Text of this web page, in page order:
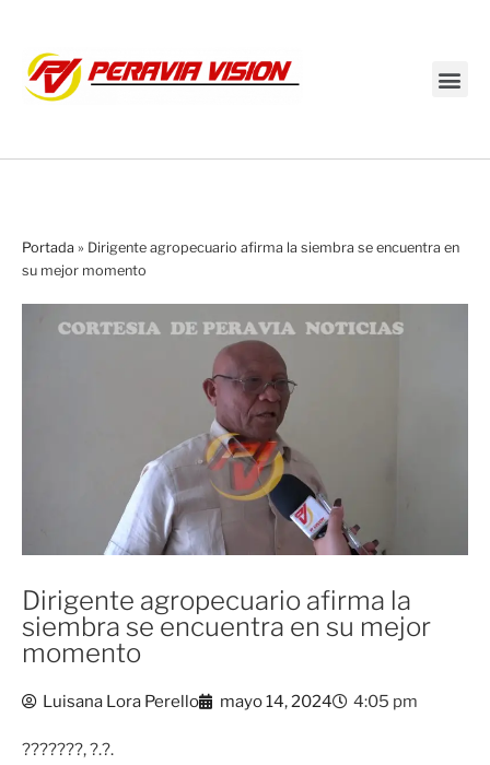
Portada » Dirigente agropecuario afirma la siembra se encuentra en
su mejor momento
Dirigente agropecuario afirma la
siembra se encuentra en su mejor
momento
Luisana Lora Perello mayo 14, 2024 4:05 pm
???????, ?.?.